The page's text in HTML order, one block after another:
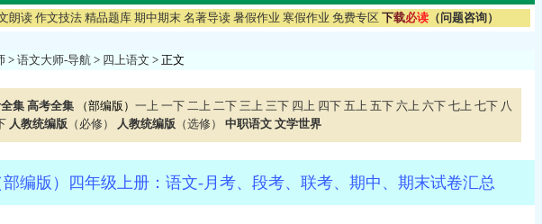
朗读 作文技法 精品题库 期中期末 名著导读 暑假作业 寒假作业 免费专区 下载必读 （问题咨询）
> 语文大师-导航 > 四上语文 > 正文
集 高考全集 （部编版） 一上 一下 二上 二下 三上 三下 四上 四下 五上 五下 六上 六下 七上 七下 八
人教统编版 （必修） 人教统编版 （选修） 中职语文 文学世界
部编版）四年级上册：语文-月考、段考、联考、期中、期末试卷汇总